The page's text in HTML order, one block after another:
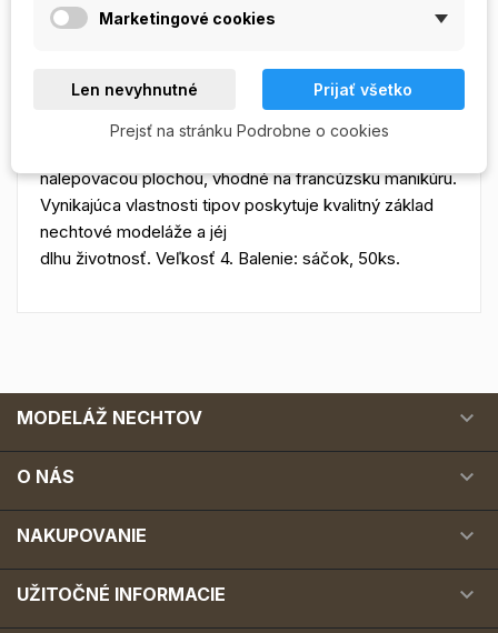
POPIS REVIEWS/Q & A
nalepovacou plochou, vhodné na francúzsku manikúru.
Vynikajúca vlastnosti tipov poskytuje kvalitný základ
nechtové modeláže a jéj
dlhu životnosť. Veľkosť 4. Balenie: sáčok, 50ks.
MODELÁŽ NECHTOV 
O NÁS 
NAKUPOVANIE 
UŽITOČNÉ INFORMACIE 
Marketingové cookies
Len nevyhnutné Prijať všetko
Prejsť na stránku Podrobne o cookies